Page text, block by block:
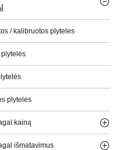
/ kalibruotos plyteles
plytelės
kainą
išmatavimus